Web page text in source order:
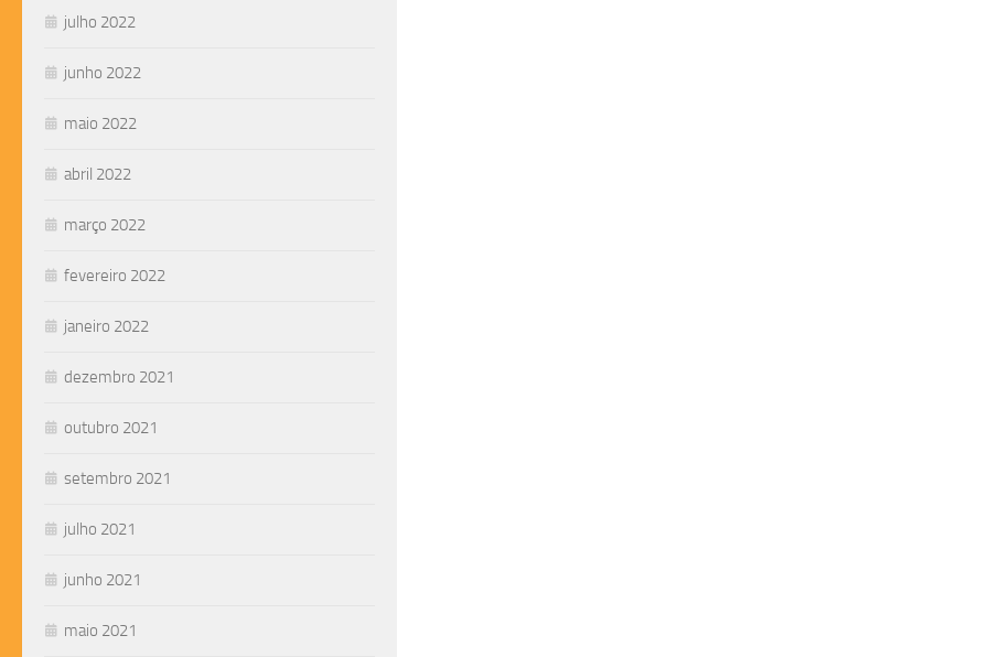
julho 2022
junho 2022
maio 2022
abril 2022
março 2022
fevereiro 2022
janeiro 2022
dezembro 2021
outubro 2021
setembro 2021
julho 2021
junho 2021
maio 2021